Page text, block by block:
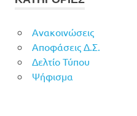
Ανακοινώσεις
Αποφάσεις Δ.Σ.
Δελτίο Τύπου
Ψήφισμα